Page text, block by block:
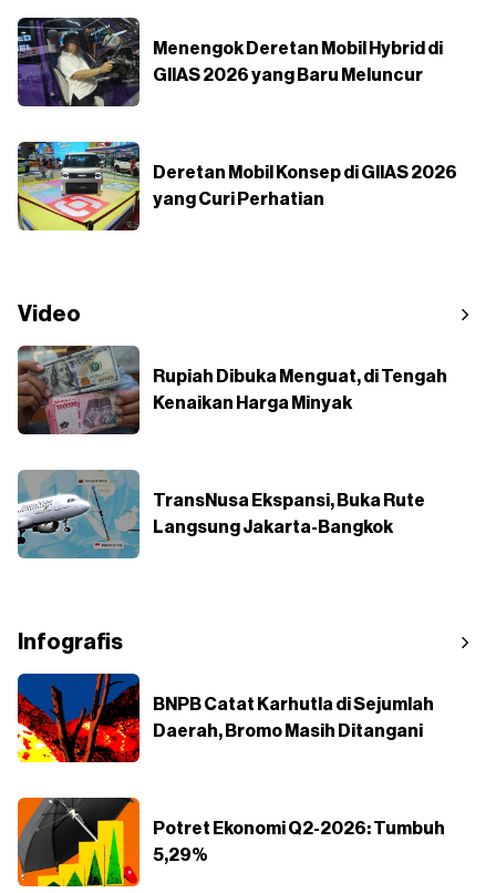
Menengok Deretan Mobil Hybrid di
GIIAS 2026 yang Baru Meluncur
Deretan Mobil Konsep di GIIAS 2026
yang Curi Perhatian
Video
Rupiah Dibuka Menguat, di Tengah
Kenaikan Harga Minyak
TransNusa Ekspansi, Buka Rute
Langsung Jakarta-Bangkok
Infografis
BNPB Catat Karhutla di Sejumlah
Daerah, Bromo Masih Ditangani
Potret Ekonomi Q2-2026: Tumbuh
5,29%